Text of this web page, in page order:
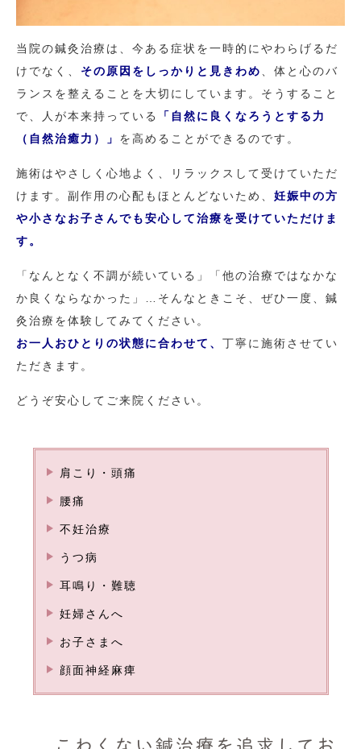
当院の鍼灸治療は、今ある症状を一時的にやわらげるだ
けでなく、 その原因をしっかりと見きわめ
、体と心のバ
ランスを整えることを大切にしています。そうすること
で、人が本来持っている
「自然に良くなろうとする力
（自然治癒力）」 を高めることができるのです。
施術はやさしく心地よく、リラックスして受けていただ
けます。副作用の心配もほとんどないため、 妊娠中の方
や小さなお子さんでも安心して治療を受けていただけま
す。
「なんとなく不調が続いている」「他の治療ではなかな
か良くならなかった」…そんなときこそ、ぜひ一度、鍼
灸治療を体験してみてください。
お一人おひとりの状態に合わせて、 丁寧に施術させてい
ただきます。
どうぞ安心してご来院ください。
肩こり・頭痛
腰痛
不妊治療
うつ病
耳鳴り・難聴
妊婦さんへ
お子さまへ
顔面神経麻痺